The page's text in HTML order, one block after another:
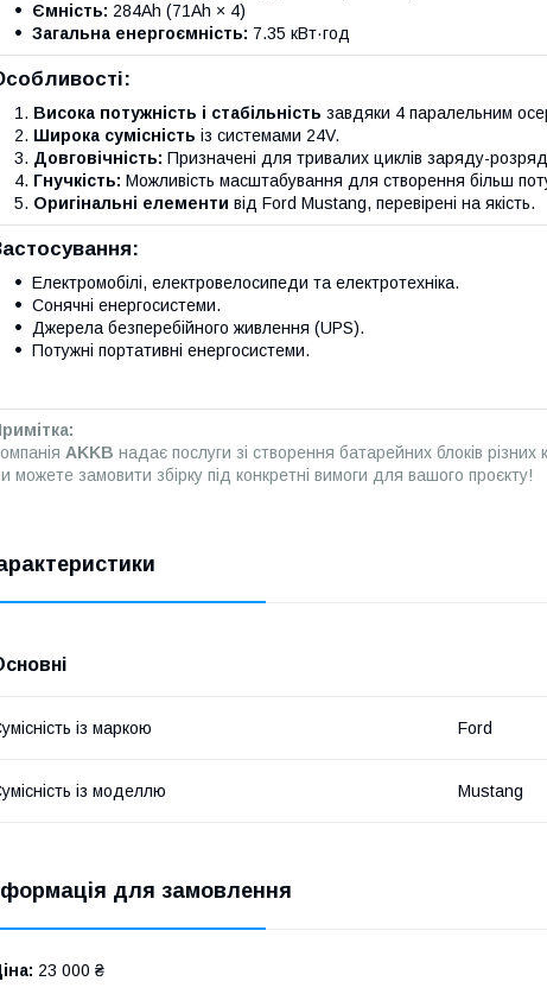
Ємність: 284Ah (71Ah × 4)
Загальна енергоємність: 7.35 кВт·год
Висока потужність і стабільність завдяки 4 паралельним
Широка сумісність із системами 24V.
Довговічність: Призначені для тривалих циклів заряду-
Гнучкість: Можливість масштабування для створення більш
Оригінальні елементи від Ford Mustang, перевірені на якість.
Електромобілі, електровелосипеди та електротехніка.
Сонячні енергосистеми.
Джерела безперебійного живлення (UPS).
Потужні портативні енергосистеми.
AKKB надає послуги зі створення батарейних блоків
можете замовити збірку під конкретні вимоги для вашого проєкту!
із маркою Ford
із моделлю Mustang
для замовлення
23 000 ₴